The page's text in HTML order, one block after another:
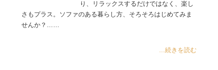
り、リラックスするだけではなく、楽し
さもプラス。ソファのある暮らし方、そろそろはじめてみま
せんか？……
...続きを読む